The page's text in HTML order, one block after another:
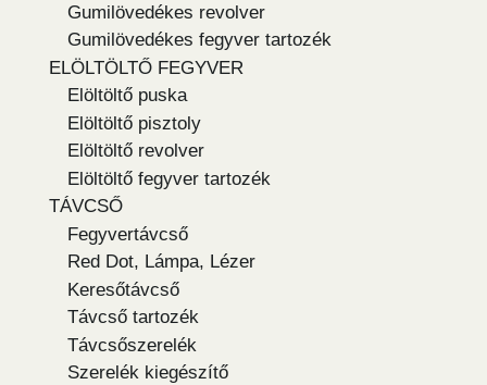
Gumilövedékes revolver
Gumilövedékes fegyver tartozék
ELÖLTÖLTŐ FEGYVER
Elöltöltő puska
Elöltöltő pisztoly
Elöltöltő revolver
Elöltöltő fegyver tartozék
TÁVCSŐ
Fegyvertávcső
Red Dot, Lámpa, Lézer
Keresőtávcső
Távcső tartozék
Távcsőszerelék
Szerelék kiegészítő